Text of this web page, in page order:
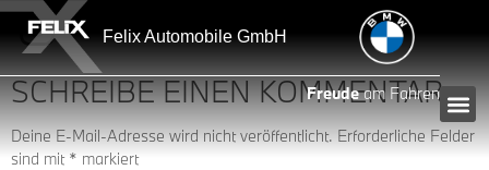
springen
Felix Automobile GmbH
Freudeam Fahren
SCHREIBE EINEN KOMMENTAR
Deine E-Mail-Adresse wird nicht veröffentlicht. Erforderliche Felder
sind mit * markiert